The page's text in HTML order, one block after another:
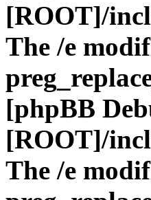
[ROOT]/
The /e
[phpBB
[ROOT]/
The /e